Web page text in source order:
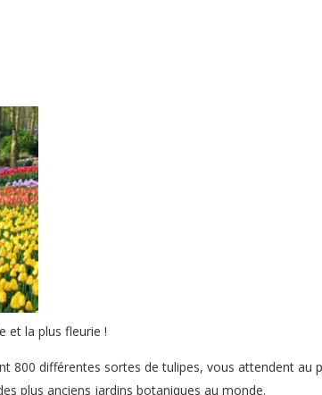
et la plus fleurie !
800 différentes sortes de tulipes, vous attendent au
plus anciens jardins botaniques au monde.